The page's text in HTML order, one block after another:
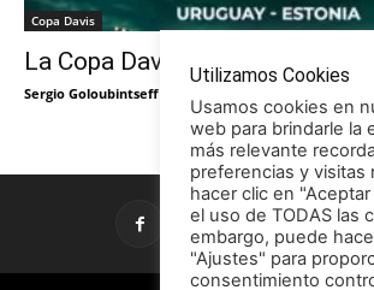
Copa Davis
La Copa Davis vuelve al Círculo
Sergio Goloubintseff
Utilizamos Cookies
Usamos cookies en
web para brindarle la
más relevante
preferencias y visitas
hacer clic en
el uso de TODAS las
embargo, puede
"Ajustes" para
consentimiento